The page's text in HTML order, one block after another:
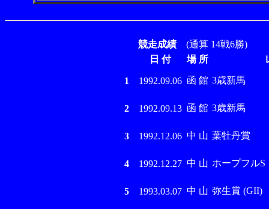
競走成績(通算 14戦6勝)
日 付
場 所
1 1992.09.06 函 館 3歳新馬
2 1992.09.13 函 館 3歳新馬
3 1992.12.06 中 山 葉牡丹賞
4 1992.12.27 中 山 ホープフルS
5 1993.03.07 中 山 弥生賞 (GII)